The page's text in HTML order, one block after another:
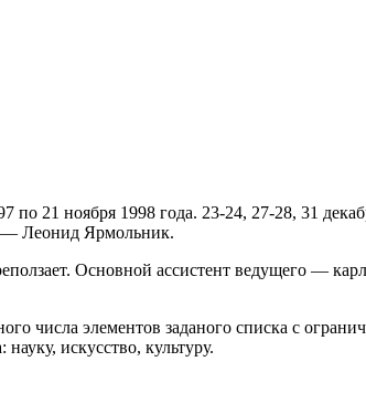
21 ноября 1998 года. 23-24, 27-28, 31
— Леонид Ярмольник.
Основной ассистент ведущего —
числа элементов заданого списка с
искусство, культуру.